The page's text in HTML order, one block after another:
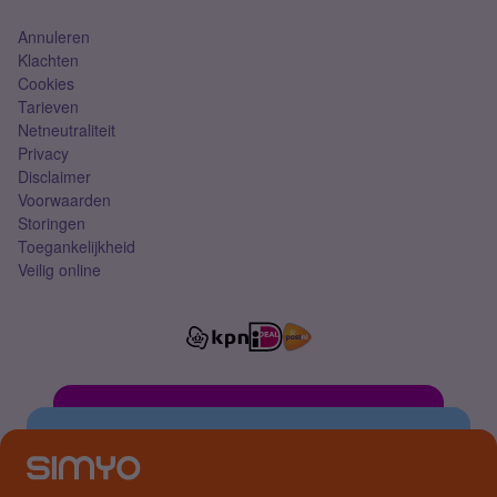
Annuleren
Klachten
Cookies
Tarieven
Netneutraliteit
Privacy
Disclaimer
Voorwaarden
Storingen
Toegankelijkheid
Veilig online